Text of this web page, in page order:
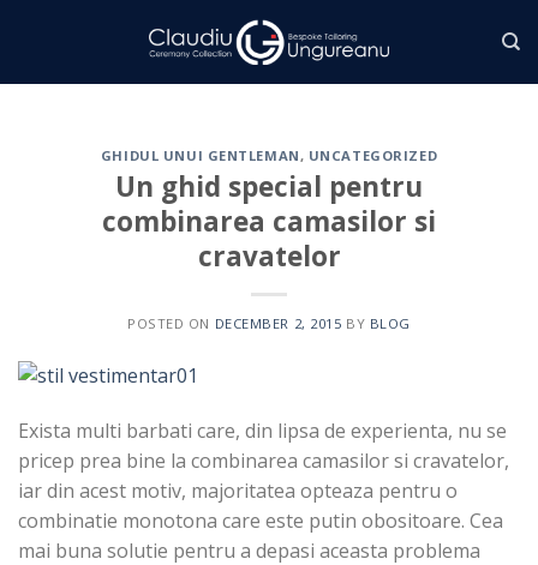
GHIDUL UNUI GENTLEMAN, UNCATEGORIZED
Un ghid special pentru
combinarea camasilor si
cravatelor
POSTED ON DECEMBER 2, 2015 BY BLOG
Exista multi barbati care, din lipsa de experienta, nu se
pricep prea bine la combinarea camasilor si cravatelor,
iar din acest motiv, majoritatea opteaza pentru o
combinatie monotona care este putin obositoare. Cea
mai buna solutie pentru a depasi aceasta problema